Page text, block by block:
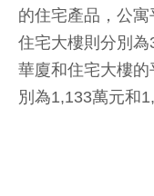
的住宅產品，公
住宅大樓則分別
華廈和住宅大樓
別為1,133萬元和